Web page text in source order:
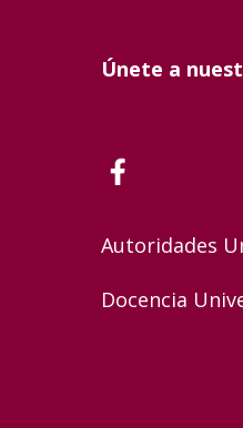
Únete a
Autoridades
Docencia